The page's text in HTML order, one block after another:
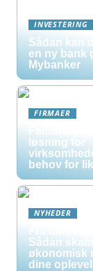
INVESTERING
Sådan kan
en ny bank
Mybanker
FIRMAER
løsning for
behov for
NYHEDER
Sådan
økonomisk
dine